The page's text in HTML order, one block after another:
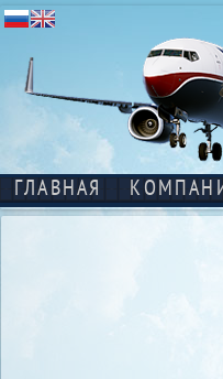
ГЛАВНАЯ